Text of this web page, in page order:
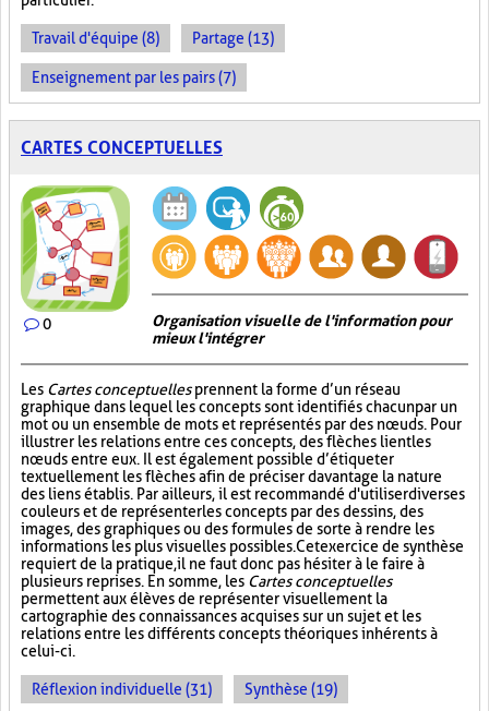
Travail d'équipe (8) Partage (13)
Enseignement par les pairs (7)
CARTES CONCEPTUELLES
0
Organisation visuelle de l'information pour
mieux l'intégrer
Les Cartes conceptuellesprennent la forme d’un réseau
graphique dans lequel les concepts sont identifiés chacun par un
mot ou un ensemble de mots et représentés par des nœuds. Pour
illustrer les relations entre ces concepts, des flèches lient les
nœuds entre eux. Il est également possible d’étiqueter
textuellement les flèches afin de préciser davantage la nature
des liens établis. Par ailleurs, il est recommandé d'utiliser diverses
couleurs et de représenter les concepts par des dessins, des
images, des graphiques ou des formules de sorte à rendre les
informations les plus visuelles possibles. Cet exercice de synthèse
requiert de la pratique, il ne faut donc pas hésiter à le faire à
plusieurs reprises. En somme, les Cartes conceptuelles
permettent aux élèves de représenter visuellement la
cartographie des connaissances acquises sur un sujet et les
relations entre les différents concepts théoriques inhérents à
celui-ci.
Réflexion individuelle (31) Synthèse (19)